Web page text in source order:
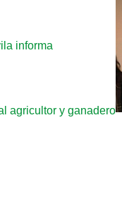
informa
agricultor y ganadero